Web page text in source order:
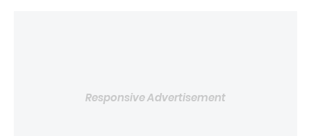
Responsive Advertisement